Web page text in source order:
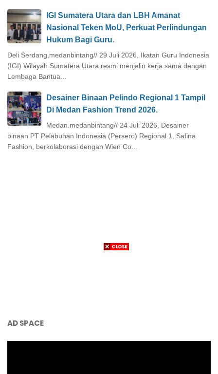
IGI Sumatera Utara dan LBH Amanat
Nasional Teken MoU, Perkuat Perlindungan
Hukum Bagi Guru.
Deli Serdang,medanbintang// 29 Juli 2026, Ikatan Guru Indonesia
(IGI) Wilayah Sumatera Utara resmi menjalin kerja sama dengan
Lembaga Bantua...
Desainer Binaan Pelindo Regional 1 Tampil
Di Medan Fashion Trend 2026.
Medan.medanbintang// 24 Juli 2026, Desainer
binaan PT Pelabuhan Indonesia (Persero) Regional 1, Safina
Fashion, berkolaborasi dengan Wien Co...
AD SPACE